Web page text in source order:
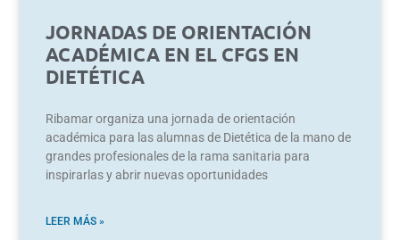
JORNADAS DE ORIENTACIÓN
ACADÉMICA EN EL CFGS EN
DIETÉTICA
Ribamar organiza una jornada de orientación
académica para las alumnas de Dietética de la mano de
grandes profesionales de la rama sanitaria para
inspirarlas y abrir nuevas oportunidades
LEER MÁS »